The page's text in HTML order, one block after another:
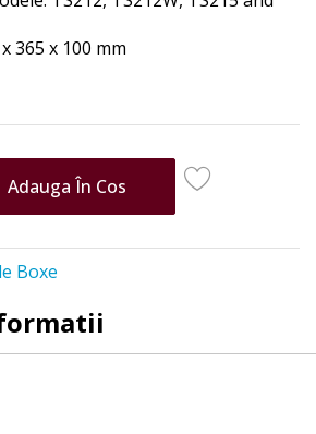
365 x 100 mm
Adauga În Cos
Boxe